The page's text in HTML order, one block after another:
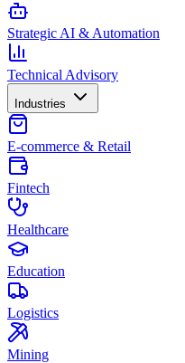
Strategic AI & Automation
Technical Advisory
Industries
E-commerce & Retail
Fintech
Healthcare
Education
Logistics
Mining